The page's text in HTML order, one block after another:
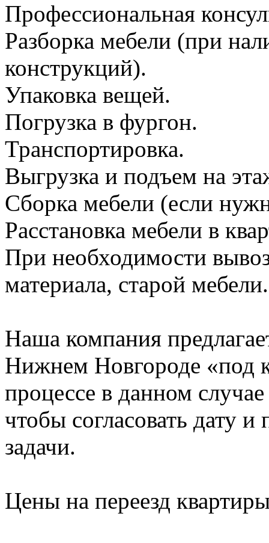
Профессиональная
Разборка мебели (при
конструкций).
Упаковка вещей.
Погрузка в фургон.
Транспортировка.
Выгрузка и подъем на
Сборка мебели (если
Расстановка мебели в
При необходимости
материала, старой мебели.
Наша компания
Нижнем Новгороде «под
процессе в данном
чтобы согласовать дату
задачи.
Цены на переезд